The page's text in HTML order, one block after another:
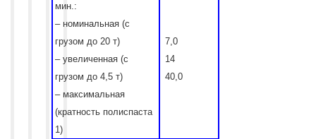
мин.:
– номинальная (с
грузом до 20 т)
– увеличенная (с
грузом до 4,5 т)
– максимальная
(кратность полиспаста
1)
7,0
14
40,0